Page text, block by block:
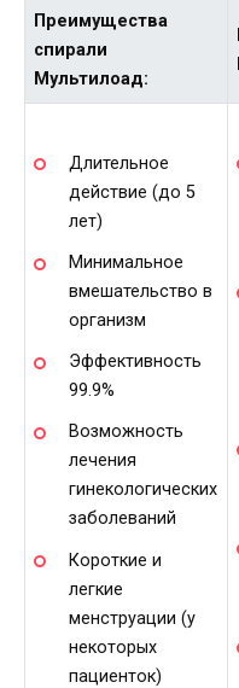
Преимущества
спирали
Мультилоад:
Длительное
действие (до 5
лет)
Минимальное
вмешательство в
организм
Эффективность
99.9%
Возможность
лечения
гинекологических
заболеваний
Короткие и
легкие
менструации (у
некоторых
пациенток)